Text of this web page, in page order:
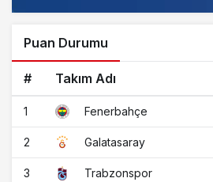
Puan Durumu
# Takım Adı
1 Fenerbahçe
2 Galatasaray
3 Trabzonspor